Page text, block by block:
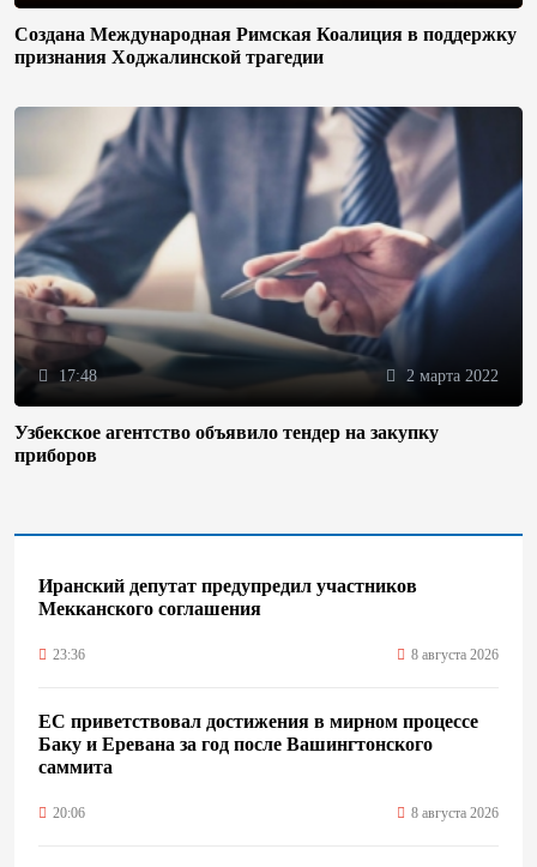
Создана Международная Римская Коалиция в поддержку
признания Ходжалинской трагедии
17:48 2 марта 2022
Узбекское агентство объявило тендер на закупку
приборов
Иранский депутат предупредил участников
Мекканского соглашения
23:36 8 августа 2026
ЕС приветствовал достижения в мирном процессе
Баку и Еревана за год после Вашингтонского
саммита
20:06 8 августа 2026